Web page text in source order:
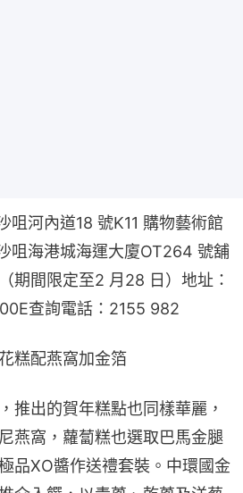
咀河內道18 號K11 購物藝術館
咀海港城海運大廈OT264 號舖
期間限定至2 月28 日）地址：
查詢電話：2155 982
糕配燕窩加金箔
推出的賀年糕點也同樣華麗，
燕窩，蘿蔔糕也選取巴馬金腿
品XO醬作送禮套裝。中環國金